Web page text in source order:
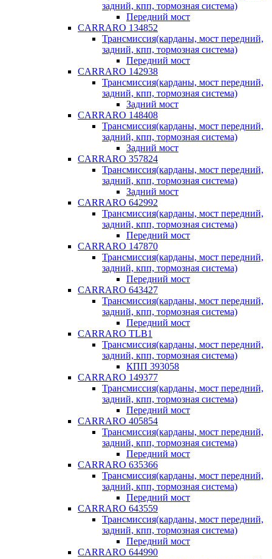
задний, кпп, тормозная система)
Передний мост
CARRARO 134852
Трансмиссия(карданы, мост передний,
задний, кпп, тормозная система)
Передний мост
CARRARO 142938
Трансмиссия(карданы, мост передний,
задний, кпп, тормозная система)
Задний мост
CARRARO 148408
Трансмиссия(карданы, мост передний,
задний, кпп, тормозная система)
Задний мост
CARRARO 357824
Трансмиссия(карданы, мост передний,
задний, кпп, тормозная система)
Задний мост
CARRARO 642992
Трансмиссия(карданы, мост передний,
задний, кпп, тормозная система)
Передний мост
CARRARO 147870
Трансмиссия(карданы, мост передний,
задний, кпп, тормозная система)
Передний мост
CARRARO 643427
Трансмиссия(карданы, мост передний,
задний, кпп, тормозная система)
Передний мост
CARRARO TLB1
Трансмиссия(карданы, мост передний,
задний, кпп, тормозная система)
КПП 393058
CARRARO 149377
Трансмиссия(карданы, мост передний,
задний, кпп, тормозная система)
Передний мост
CARRARO 405854
Трансмиссия(карданы, мост передний,
задний, кпп, тормозная система)
Передний мост
CARRARO 635366
Трансмиссия(карданы, мост передний,
задний, кпп, тормозная система)
Передний мост
CARRARO 643559
Трансмиссия(карданы, мост передний,
задний, кпп, тормозная система)
Передний мост
CARRARO 644990